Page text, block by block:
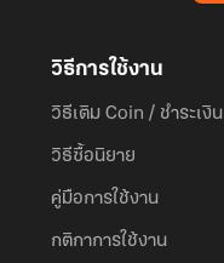
วิธีการใช้งาน
วิธีเติม Coin / ชำระเงิน
วิธีซื้อนิยาย
คู่มือการใช้งาน
กติกาการใช้งาน